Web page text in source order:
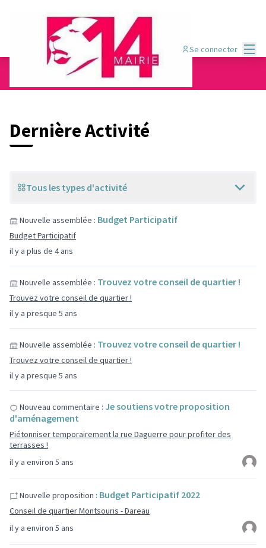
Se connecter
Dernières activités
Dernière Activité
Tous les types d'activité
il y a plus de 4 ans
Nouvelle assemblée : Budget Participatif
Budget Participatif
il y a presque 5 ans
Nouvelle assemblée : Trouvez votre conseil de quartier !
Trouvez votre conseil de quartier !
il y a presque 5 ans
Nouvelle assemblée : Trouvez votre conseil de quartier !
Trouvez votre conseil de quartier !
il y a environ 5 ans
Nouveau commentaire : Je soutiens votre proposition
d'aménagement
Piétonniser temporairement la rue Daguerre pour profiter des
terrasses !
il y a environ 5 ans
Nouvelle proposition : Budget Participatif 2022
Conseil de quartier Montsouris - Dareau